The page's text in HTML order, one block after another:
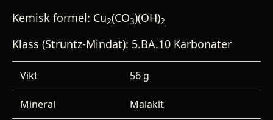
Kemisk formel: Cu2(CO3)(OH)2
Klass (Struntz-Mindat): 5.BA.10 Karbonater
Vikt 56 g
Mineral Malakit